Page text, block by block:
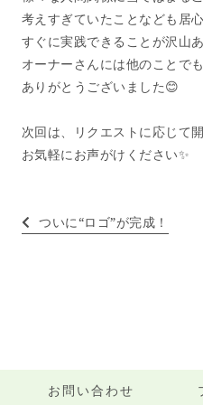
考えすぎていたことなども居
すぐに実践できることが沢山
オーナーさんには他のことで
ありがとうございました😊
次回は、リクエストに応じて
お気軽にお声がけください✨
ついに“ロゴ”が完成！
お問い合わせ